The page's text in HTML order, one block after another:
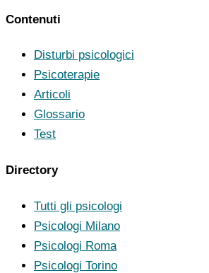
Contenuti
Disturbi psicologici
Psicoterapie
Articoli
Glossario
Test
Directory
Tutti gli psicologi
Psicologi Milano
Psicologi Roma
Psicologi Torino